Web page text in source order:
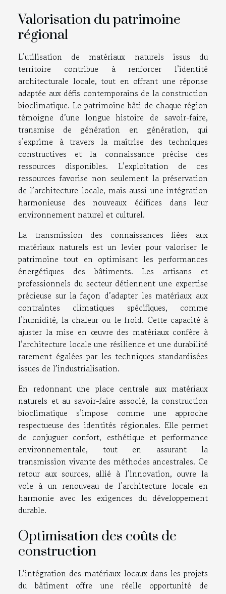
Valorisation du patrimoine
régional
L’utilisation de matériaux naturels issus du
territoire contribue à renforcer l’identité
architecturale locale, tout en offrant une réponse
adaptée aux défis contemporains de la construction
bioclimatique. Le patrimoine bâti de chaque région
témoigne d’une longue histoire de savoir-faire,
transmise de génération en génération, qui
s’exprime à travers la maîtrise des techniques
constructives et la connaissance précise des
ressources disponibles. L’exploitation de ces
ressources favorise non seulement la préservation
de l’architecture locale, mais aussi une intégration
harmonieuse des nouveaux édifices dans leur
environnement naturel et culturel.
La transmission des connaissances liées aux
matériaux naturels est un levier pour valoriser le
patrimoine tout en optimisant les performances
énergétiques des bâtiments. Les artisans et
professionnels du secteur détiennent une expertise
précieuse sur la façon d’adapter les matériaux aux
contraintes climatiques spécifiques, comme
l’humidité, la chaleur ou le froid. Cette capacité à
ajuster la mise en œuvre des matériaux confère à
l’architecture locale une résilience et une durabilité
rarement égalées par les techniques standardisées
issues de l’industrialisation.
En redonnant une place centrale aux matériaux
naturels et au savoir-faire associé, la construction
bioclimatique s’impose comme une approche
respectueuse des identités régionales. Elle permet
de conjuguer confort, esthétique et performance
environnementale, tout en assurant la
transmission vivante des méthodes ancestrales. Ce
retour aux sources, allié à l’innovation, ouvre la
voie à un renouveau de l’architecture locale en
harmonie avec les exigences du développement
durable.
Optimisation des coûts de
construction
L’intégration des matériaux locaux dans les projets
du bâtiment offre une réelle opportunité de